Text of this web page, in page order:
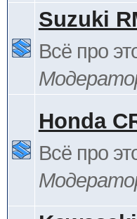
Suzuki
Всё про
Honda
Всё про